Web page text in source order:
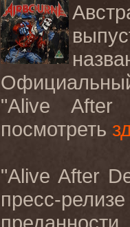
"Alive
посмотреть
"Alive After
пресс-